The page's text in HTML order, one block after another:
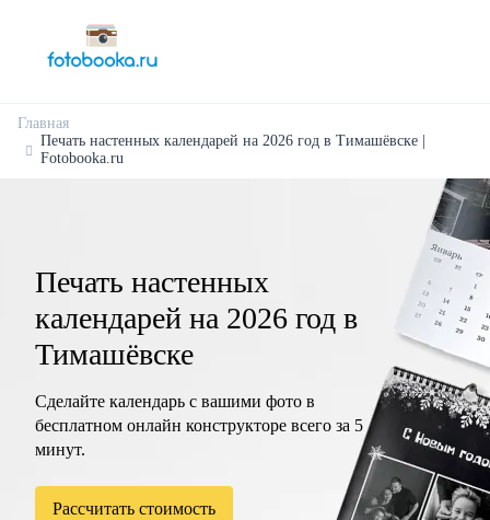
Главная
Печать настенных календарей на 2026 год в Тимашёвске |
Fotobooka.ru
Печать настенных
календарей на 2026 год в
Тимашёвске
Сделайте календарь с вашими фото в
бесплатном онлайн конструкторе всего за 5
минут.
Рассчитать стоимость